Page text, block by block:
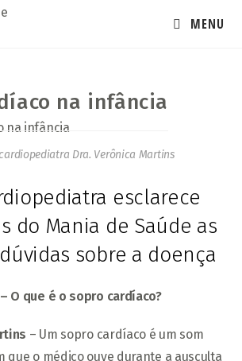
MENU
na infância
Dra. Verônica Martins
esclarece
do Mania de Saúde as
sobre a doença
O que é o sopro cardíaco?
– Um sopro cardíaco é um som
que o médico ouve durante a ausculta